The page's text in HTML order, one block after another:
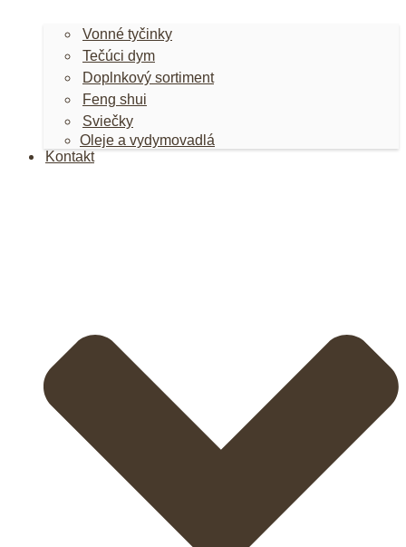
Vonné tyčinky
Tečúci dym
Doplnkový sortiment
Feng shui
Sviečky
Oleje a vydymovadlá
Kontakt